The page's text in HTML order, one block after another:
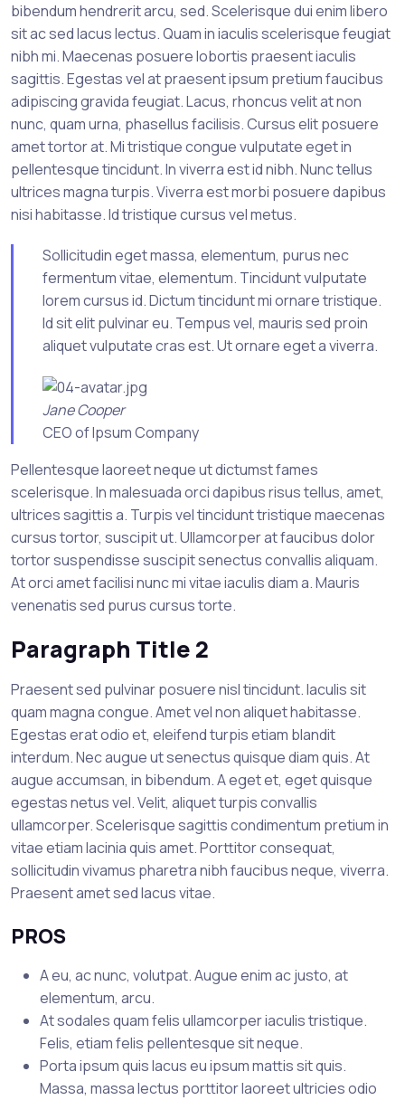
bibendum hendrerit arcu, sed. Scelerisque dui enim libero
sit ac sed lacus lectus. Quam in iaculis scelerisque feugiat
nibh mi. Maecenas posuere lobortis praesent iaculis
sagittis. Egestas vel at praesent ipsum pretium faucibus
adipiscing gravida feugiat. Lacus, rhoncus velit at non
nunc, quam urna, phasellus facilisis. Cursus elit posuere
amet tortor at. Mi tristique congue vulputate eget in
pellentesque tincidunt. In viverra est id nibh. Nunc tellus
ultrices magna turpis. Viverra est morbi posuere dapibus
nisi habitasse. Id tristique cursus vel metus.
Sollicitudin eget massa, elementum, purus nec
fermentum vitae, elementum. Tincidunt vulputate
lorem cursus id. Dictum tincidunt mi ornare tristique.
Id sit elit pulvinar eu. Tempus vel, mauris sed proin
aliquet vulputate cras est. Ut ornare eget a viverra.
Jane Cooper
CEO of Ipsum Company
Pellentesque laoreet neque ut dictumst fames
scelerisque. In malesuada orci dapibus risus tellus, amet,
ultrices sagittis a. Turpis vel tincidunt tristique maecenas
cursus tortor, suscipit ut. Ullamcorper at faucibus dolor
tortor suspendisse suscipit senectus convallis aliquam.
At orci amet facilisi nunc mi vitae iaculis diam a. Mauris
venenatis sed purus cursus torte.
Paragraph Title 2
Praesent sed pulvinar posuere nisl tincidunt. Iaculis sit
quam magna congue. Amet vel non aliquet habitasse.
Egestas erat odio et, eleifend turpis etiam blandit
interdum. Nec augue ut senectus quisque diam quis. At
augue accumsan, in bibendum. A eget et, eget quisque
egestas netus vel. Velit, aliquet turpis convallis
ullamcorper. Scelerisque sagittis condimentum pretium in
vitae etiam lacinia quis amet. Porttitor consequat,
sollicitudin vivamus pharetra nibh faucibus neque, viverra.
Praesent amet sed lacus vitae.
PROS
A eu, ac nunc, volutpat. Augue enim ac justo, at
elementum, arcu.
At sodales quam felis ullamcorper iaculis tristique.
Felis, etiam felis pellentesque sit neque.
Porta ipsum quis lacus eu ipsum mattis sit quis.
Massa, massa lectus porttitor laoreet ultricies odio